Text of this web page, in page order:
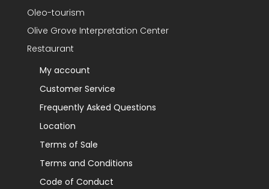
Oleo-tourism
Olive Grove Interpretation Center
Restaurant
My account
Customer Service
Frequently Asked Questions
Location
Terms of Sale
Terms and Conditions
Code of Conduct